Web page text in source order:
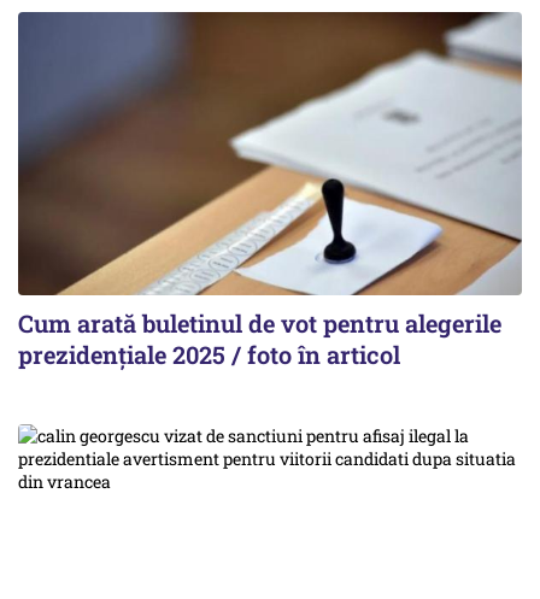
Cum arată buletinul de vot pentru alegerile
prezidențiale 2025 / foto în articol